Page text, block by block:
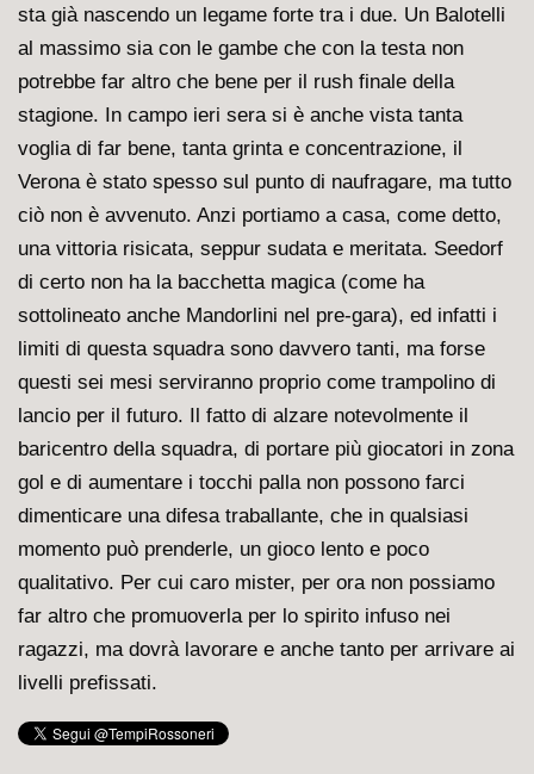
sta già nascendo un legame forte tra i due. Un Balotelli
al massimo sia con le gambe che con la testa non
potrebbe far altro che bene per il rush finale della
stagione. In campo ieri sera si è anche vista tanta
voglia di far bene, tanta grinta e concentrazione, il
Verona è stato spesso sul punto di naufragare, ma tutto
ciò non è avvenuto. Anzi portiamo a casa, come detto,
una vittoria risicata, seppur sudata e meritata. Seedorf
di certo non ha la bacchetta magica (come ha
sottolineato anche Mandorlini nel pre-gara), ed infatti i
limiti di questa squadra sono davvero tanti, ma forse
questi sei mesi serviranno proprio come trampolino di
lancio per il futuro. Il fatto di alzare notevolmente il
baricentro della squadra, di portare più giocatori in zona
gol e di aumentare i tocchi palla non possono farci
dimenticare una difesa traballante, che in qualsiasi
momento può prenderle, un gioco lento e poco
qualitativo. Per cui caro mister, per ora non possiamo
far altro che promuoverla per lo spirito infuso nei
ragazzi, ma dovrà lavorare e anche tanto per arrivare ai
livelli prefissati.